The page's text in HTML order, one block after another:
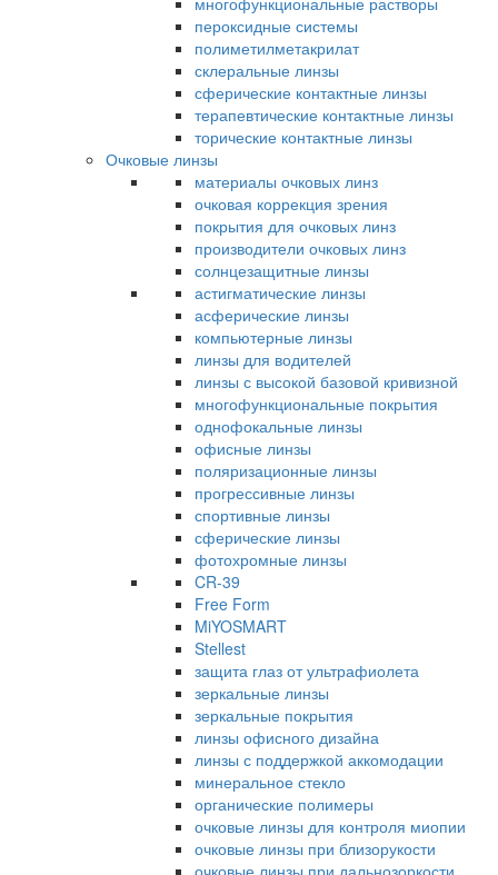
пероксидные системы
полиметилметакрилат
склеральные линзы
сферические контактные линзы
терапевтические контактные линзы
торические контактные линзы
Очковые линзы
материалы очковых линз
очковая коррекция зрения
покрытия для очковых линз
производители очковых линз
солнцезащитные линзы
астигматические линзы
асферические линзы
компьютерные линзы
линзы для водителей
линзы с высокой базовой кривизной
многофункциональные покрытия
однофокальные линзы
офисные линзы
поляризационные линзы
прогрессивные линзы
спортивные линзы
сферические линзы
фотохромные линзы
CR-39
Free Form
MiYOSMART
Stellest
защита глаз от ультрафиолета
зеркальные линзы
зеркальные покрытия
линзы офисного дизайна
линзы с поддержкой аккомодации
минеральное стекло
органические полимеры
очковые линзы для контроля миопии
очковые линзы при близорукости